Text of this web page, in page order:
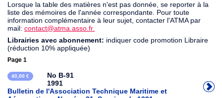
Lorsque la table des matières n'est pas donnée, se reporter à la
liste des mémoires de l'année correspondante. Pour toute
information complémentaire à leur sujet, contacter l'ATMA par
mail: contact@atma.asso.fr.
Librairies avec abonnement: indiquer code promotion Libraire
(réduction 10% appliquée)
Page 1
40,00 €
No B-91
1991
Bulletin de l'Association Technique Maritime et